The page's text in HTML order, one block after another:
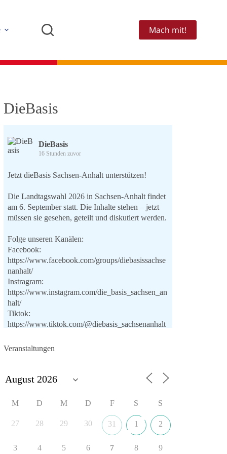
Mach mit!
DieBasis
DieBasis
16 Stunden zuvor
Jetzt dieBasis Sachsen-Anhalt unterstützen!
Die Landtagswahl 2026 in Sachsen-Anhalt findet
am 6. September statt. Die Inhalte stehen – jetzt
müssen sie gesehen, geteilt und diskutiert werden.
Folge unseren Kanälen:
Facebook:
https://www.facebook.com/groups/diebasissachse
nanhalt/
Instragram:
https://www.instagram.com/die_basis_sachsen_an
halt/
Tiktok:
https://www.tiktok.com/@diebasis_sachsenanhalt
Youtube:
🟩🟩🟦🟦🟥🟥🟧🟧
Like, teile und kommentiere unsere Beiträge,
wir stehen und warum es sich lohnt, dieBasis zu
Veranstaltungen
M D M D F S S
27 28 29 30 31 1 2
3 4 5 6 7 8 9